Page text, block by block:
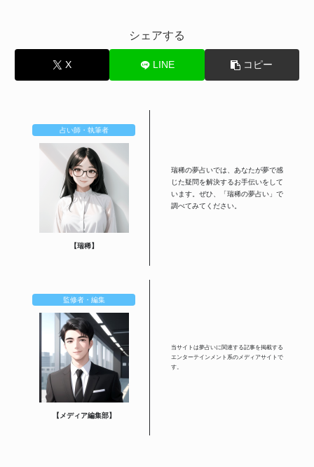
シェアする
X LINE コピー
占い師・執筆者
【瑞稀】
瑞稀の夢占いでは、あなたが夢で感
じた疑問を解決するお手伝いをして
います。ぜひ、「瑞稀の夢占い」で
調べてみてください。
監修者・編集
【メディア編集部】
当サイトは夢占いに関連する記事を掲載する
エンターテインメント系のメディアサイトで
す。